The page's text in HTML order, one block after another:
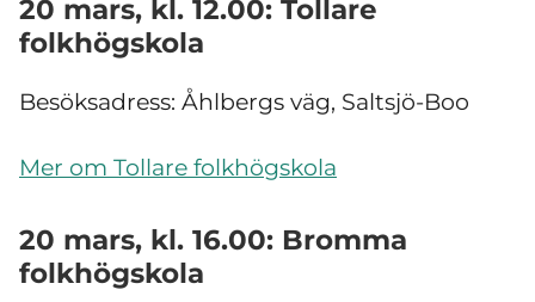
20 mars, kl. 12.00: Tollare
folkhögskola
Besöksadress: Åhlbergs väg, Saltsjö-Boo
Mer om Tollare folkhögskola
20 mars, kl. 16.00: Bromma
folkhögskola